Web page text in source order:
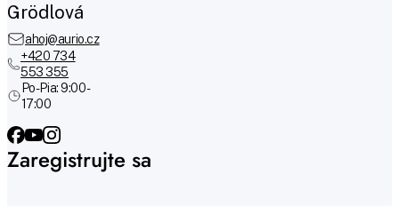
Grödlová
ahoj@aurio.cz
+420 734
553 355
Po-Pia: 9:00 -
17:00
Zaregistrujte sa